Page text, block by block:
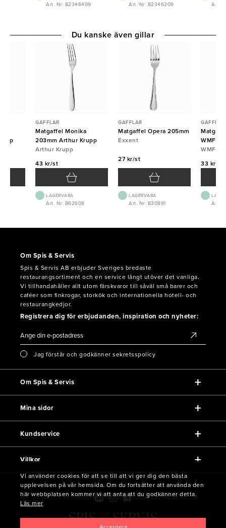
Art. Nr: B2346409 Art. Nr: B2346209 Art.
GAFFLAR
Matgaffel Monika
203mm Arthur Krupp
Arthur Krupp
43 kr/st
LAGERVARA
Art. Nr: B62608
GAFFLAR
Matgaffel Opera 205mm
Exxent
27 kr/st
LAGERVARA
Art. Nr: B30891
GAFFLAR
WMF
WMF
33 kr/st
Art.
Du kanske även gillar
Om Spis & Servis
Spis & Servis AB erbjuder Sveriges bredaste
restaurangsortiment och en service långt utöver det vanliga.
Vi tillhandahåller allt utom färskvaror till såväl små barer och
caféer som finkrogar, storkök och internationella hotell- och
restaurangkedjor.
Registrera dig för erbjudanden, inspiration och nyheter:
Jag förstår och godkänner sekretsspolicy
Om Spis & Servis
Mina sidor
Kundservice
Villkor
Vi använder cookies för att se till att vi ger dig den bästa
upplevelsen på vår hemsida. Om du fortsätter att använda den
här webbplatsen kommer vi att anta att du godkänner detta.
Läs mer